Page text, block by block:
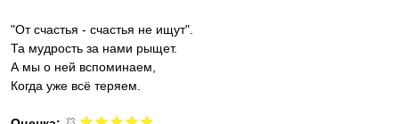
"От счастья - счастья не ищут".
Та мудрость за нами рыщет.
А мы о ней вспоминаем,
Когда уже всё теряем.